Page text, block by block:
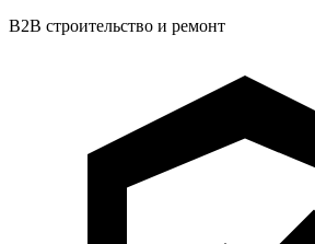
B2B строительство и ремонт